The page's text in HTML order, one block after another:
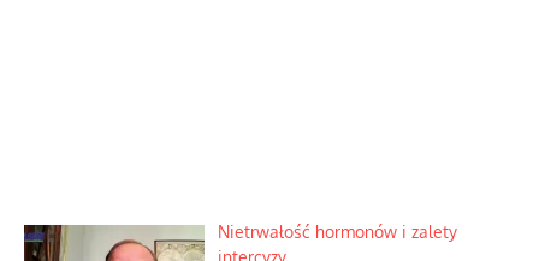
Nietrwałość hormonów i zalety